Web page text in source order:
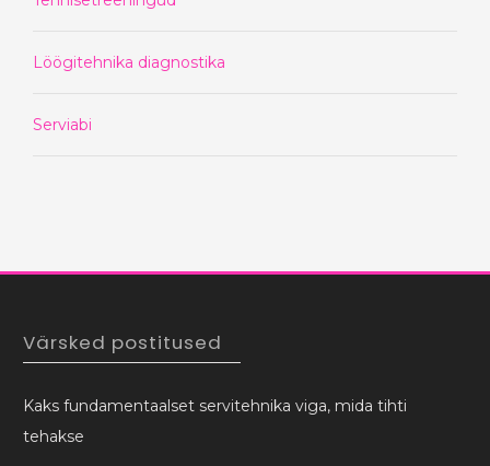
Löögitehnika diagnostika
Serviabi
Värsked postitused
Kaks fundamentaalset servitehnika viga, mida tihti
tehakse